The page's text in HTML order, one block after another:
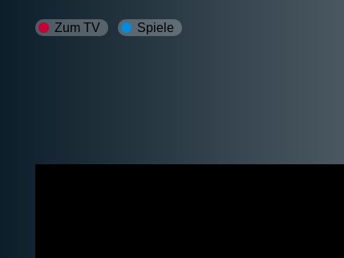
Zum TV Spiele